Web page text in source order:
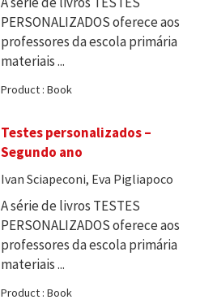
PERSONALIZADOS oferece aos
professores da escola primária
materiais ...
Product : Book
Testes personalizados –
Segundo ano
Ivan Sciapeconi, Eva Pigliapoco
A série de livros TESTES
PERSONALIZADOS oferece aos
professores da escola primária
materiais ...
Product : Book